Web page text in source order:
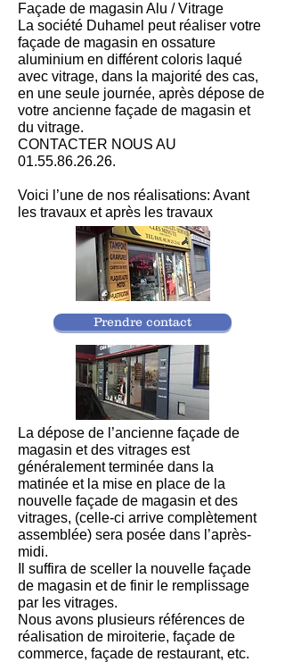
Prendre contact
Façade de magasin Alu / Vitrage
La société Duhamel peut réaliser votre
façade de magasin en ossature
aluminium en différent coloris laqué
avec vitrage, dans la majorité des cas,
en une seule journée, après dépose de
votre ancienne façade de magasin et
du vitrage.
CONTACTER NOUS AU
01.55.86.26.26.
Voici l’une de nos réalisations: Avant
les travaux et après les travaux
La dépose de l’ancienne façade de
magasin et des vitrages est
généralement terminée dans la
matinée et la mise en place de la
nouvelle façade de magasin et des
vitrages, (celle-ci arrive complètement
assemblée) sera posée dans l’après-
midi.
Il suffira de sceller la nouvelle façade
de magasin et de finir le remplissage
par les vitrages.
Nous avons plusieurs références de
réalisation de miroiterie, façade de
commerce, façade de restaurant, etc.